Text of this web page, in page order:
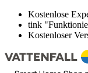
Kostenlose
tink
Kostenloser